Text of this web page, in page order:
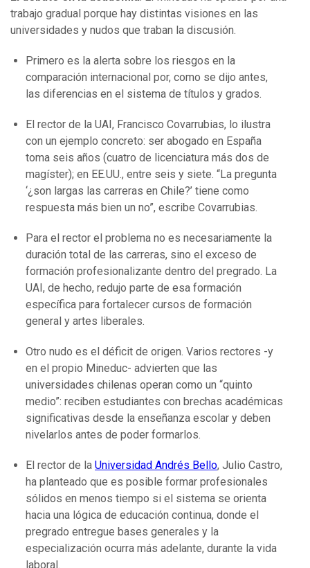
trabajo gradual porque hay distintas visiones en las
universidades y nudos que traban la discusión.
Primero es la alerta sobre los riesgos en la
comparación internacional por, como se dijo antes,
las diferencias en el sistema de títulos y grados.
El rector de la UAI, Francisco Covarrubias, lo ilustra
con un ejemplo concreto: ser abogado en España
toma seis años (cuatro de licenciatura más dos de
magíster); en EE.UU., entre seis y siete. “La pregunta
‘¿son largas las carreras en Chile?’ tiene como
respuesta más bien un no”, escribe Covarrubias.
Para el rector el problema no es necesariamente la
duración total de las carreras, sino el exceso de
formación profesionalizante dentro del pregrado. La
UAI, de hecho, redujo parte de esa formación
específica para fortalecer cursos de formación
general y artes liberales.
Otro nudo es el déficit de origen. Varios rectores -y
en el propio Mineduc- advierten que las
universidades chilenas operan como un “quinto
medio”: reciben estudiantes con brechas académicas
significativas desde la enseñanza escolar y deben
nivelarlos antes de poder formarlos.
El rector de la Universidad Andrés Bello, Julio Castro,
ha planteado que es posible formar profesionales
sólidos en menos tiempo si el sistema se orienta
hacia una lógica de educación continua, donde el
pregrado entregue bases generales y la
especialización ocurra más adelante, durante la vida
laboral.